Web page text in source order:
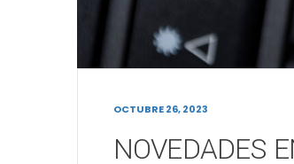
OCTUBRE 26, 2023
NOVEDADES